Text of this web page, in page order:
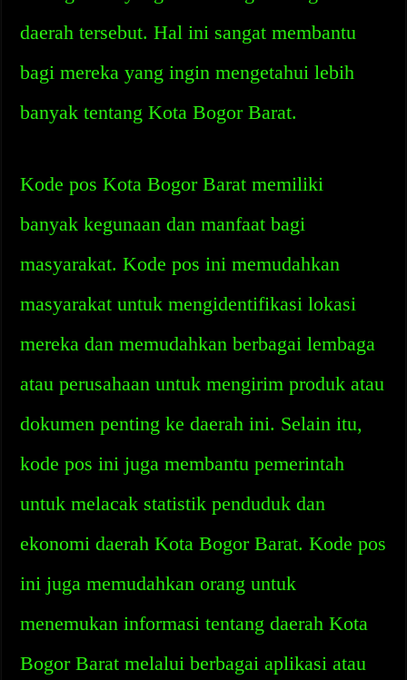
daerah tersebut. Hal ini sangat membantu
bagi mereka yang ingin mengetahui lebih
banyak tentang Kota Bogor Barat.
Kode pos Kota Bogor Barat memiliki
banyak kegunaan dan manfaat bagi
masyarakat. Kode pos ini memudahkan
masyarakat untuk mengidentifikasi lokasi
mereka dan memudahkan berbagai lembaga
atau perusahaan untuk mengirim produk atau
dokumen penting ke daerah ini. Selain itu,
kode pos ini juga membantu pemerintah
untuk melacak statistik penduduk dan
ekonomi daerah Kota Bogor Barat. Kode pos
ini juga memudahkan orang untuk
menemukan informasi tentang daerah Kota
Bogor Barat melalui berbagai aplikasi atau